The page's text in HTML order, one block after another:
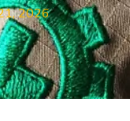
2026